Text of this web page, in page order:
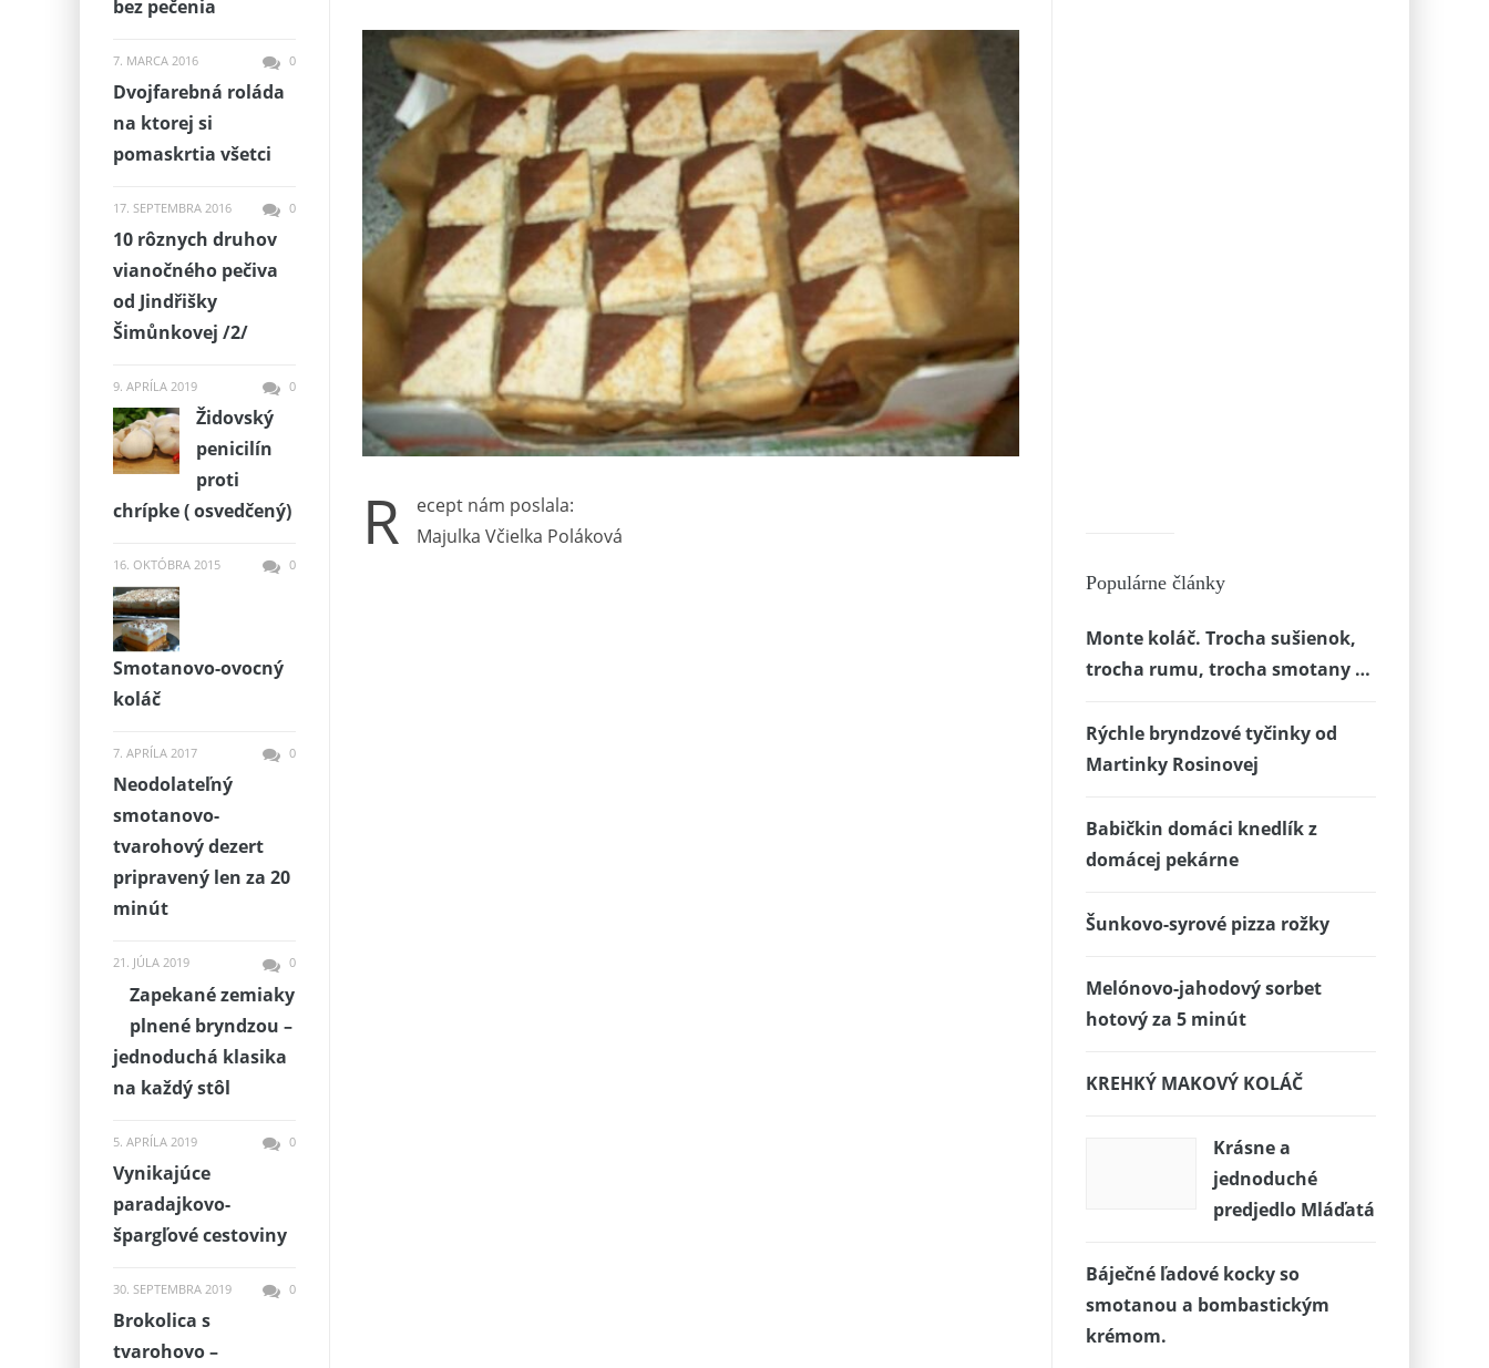
R
ecept nám poslala:
Majulka Včielka Poláková
Populárne články
Monte koláč. Trocha sušienok,
trocha rumu, trocha smotany …
Rýchle bryndzové tyčinky od
Martinky Rosinovej
Babičkin domáci knedlík z
domácej pekárne
Šunkovo-syrové pizza rožky
Melónovo-jahodový sorbet
hotový za 5 minút
KREHKÝ MAKOVÝ KOLÁČ
Krásne a
jednoduché
predjedlo Mláďatá
Báječné ľadové kocky so
smotanou a bombastickým
krémom.
bez pečenia
7. MARCA 2016 0
Dvojfarebná roláda
na ktorej si
pomaskrtia všetci
17. SEPTEMBRA 2016 0
10 rôznych druhov
vianočného pečiva
od Jindřišky
Šimůnkovej /2/
9. APRÍLA 2019 0
Židovský
penicilín
proti
chrípke ( osvedčený)
16. OKTÓBRA 2015 0
Smotanovo-ovocný
koláč
7. APRÍLA 2017 0
Neodolateľný
smotanovo-
tvarohový dezert
pripravený len za 20
minút
21. JÚLA 2019 0
Zapekané zemiaky
plnené bryndzou –
jednoduchá klasika
na každý stôl
5. APRÍLA 2019 0
Vynikajúce
paradajkovo-
špargľové cestoviny
30. SEPTEMBRA 2019 0
Brokolica s
tvarohovo –